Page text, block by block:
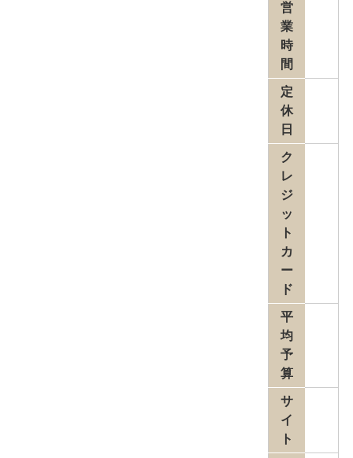
営
業
時
間
定
休
日
ク
レ
ジ
ッ
ト
カ
ー
ド
平
均
予
算
サ
イ
ト